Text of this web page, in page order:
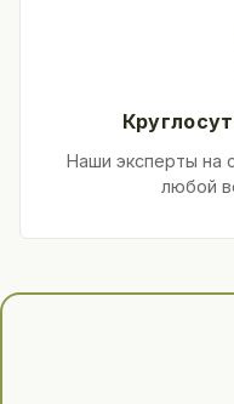
Наши эксперты на
любой